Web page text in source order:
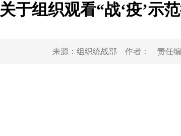
关于组织观看“战‘疫’示
来源： 组织统战部 作者： 责任编